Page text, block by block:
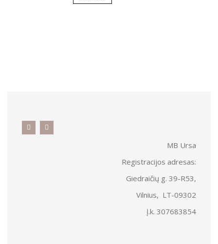
MB Ursa
Registracijos adresas:
Giedraičių g. 39-R53,
Vilnius, LT-09302
Į.k. 307683854